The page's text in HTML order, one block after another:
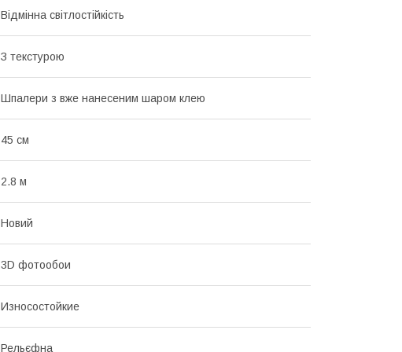
Відмінна світлостійкість
З текстурою
Шпалери з вже нанесеним шаром клею
45 см
2.8 м
Новий
3D фотообои
Износостойкие
Рельєфна